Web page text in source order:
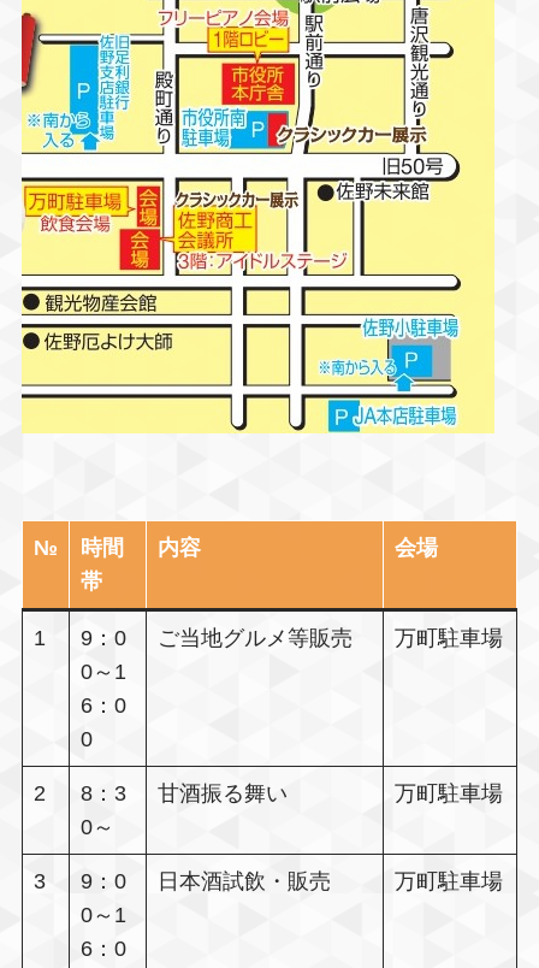
№
時間
帯
内容 会場
1
9：0
0～1
6：0
0
ご当地グルメ等販売 万町駐車場
2
8：3
0～
甘酒振る舞い 万町駐車場
3
9：0
0～1
6：0
日本酒試飲・販売 万町駐車場